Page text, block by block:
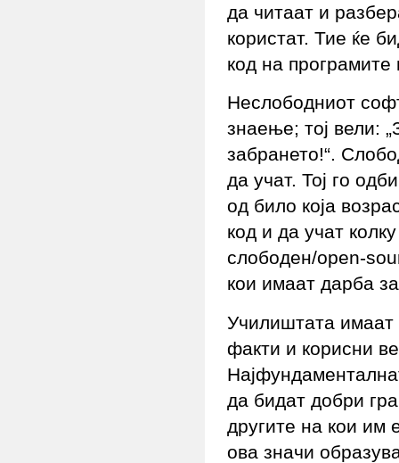
да читаат и
користат. Тие ќе
код на програмите
Неслободниот
знаење; тој вели:
забрането!“.
да учат. Тој го
од било која
код и да учат
слободен/open-
кои имаат дарба
Училиштата имаат
факти и корисни
да бидат добри
другите на кои им
ова значи